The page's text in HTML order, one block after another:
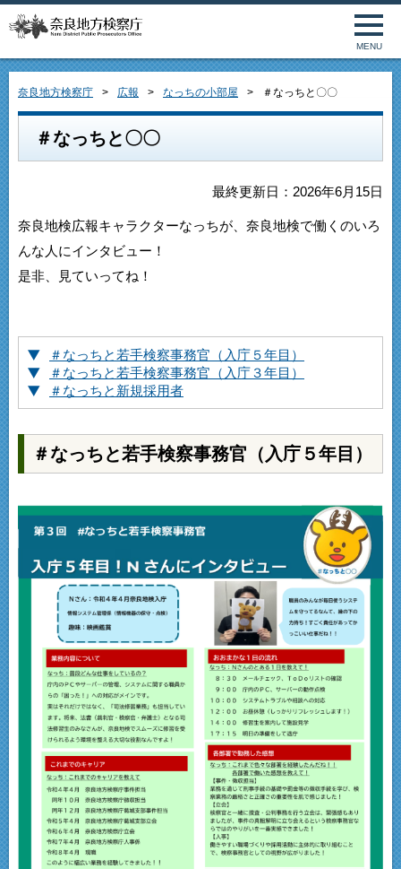
MENU
奈良地方検察庁 広報 なっちの小部屋 ＃なっちと〇〇
＃なっちと〇〇
最終更新日：2026年6月15日
奈良地検広報キャラクターなっちが、奈良地検で働くのいろ
んな人にインタビュー！
是非、見ていってね！
＃なっちと若手検察事務官（入庁５年目）
＃なっちと若手検察事務官（入庁３年目）
＃なっちと新規採用者
＃なっちと若手検察事務官（入庁５年目）